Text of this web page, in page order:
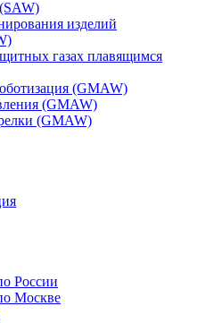
изделий
газах плавящимся
(GMAW)
(GMAW)
(GMAW)
России
Москве